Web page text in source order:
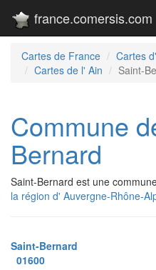
france.comersis.com
Cartes de France
Cartes
Cartes de l' Ain
Saint-
Commune
Bernard
Saint-Bernard est une
la région d' Auvergne-Rhône-
Saint-Bernard
01600